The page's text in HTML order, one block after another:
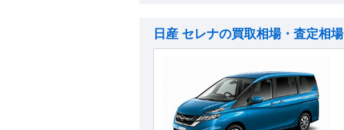
日産 セレナの買取相場・査定相場